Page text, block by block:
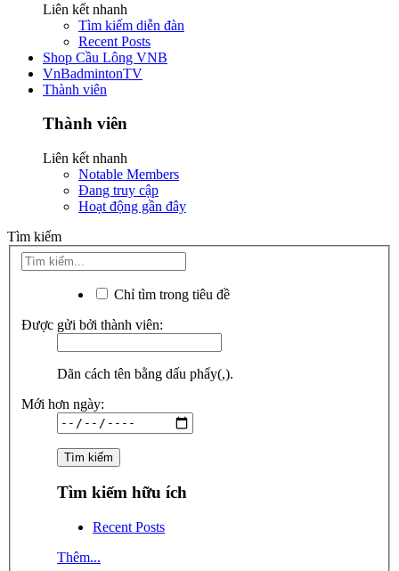
Liên kết nhanh
Tìm kiếm diễn đàn
Recent Posts
Shop Cầu Lông VNB
VnBadmintonTV
Thành viên
Thành viên
Liên kết nhanh
Notable Members
Đang truy cập
Hoạt động gần đây
Tìm kiếm
Chỉ tìm trong tiêu đề
Được gửi bởi thành viên:
Dãn cách tên bằng dấu phẩy(,).
Mới hơn ngày:
Tìm kiếm hữu ích
Recent Posts
Thêm...